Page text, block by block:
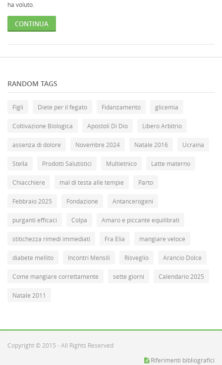
ha voluto.
CONTINUA
RANDOM TAGS
Figli Diete per il fegato Fidanzamento glicemia
Coltivazione Biologica Apostoli Di Dio Libero Arbitrio
assenza di dolore Novembre 2024 Natale 2016 Ucraina
Stella Prodotti Salutistici Multietnico Latte materno
Chiacchiere mal di testa alle tempie Parto
Febbraio 2025 Fondazione Antancerogeni
purganti efficaci Colpa Amaro e piccante equilibrati
stitichezza rimedi immediati Fra Elia mangiare veloce
diabete mellito Incontri Mensili Risveglio Arancio Dolce
Come mangiare correttamente sette giorni Calendario 2025
Natale 2011
Copyright © 2015 - All Rights Reserved
Riferimenti bibliografici